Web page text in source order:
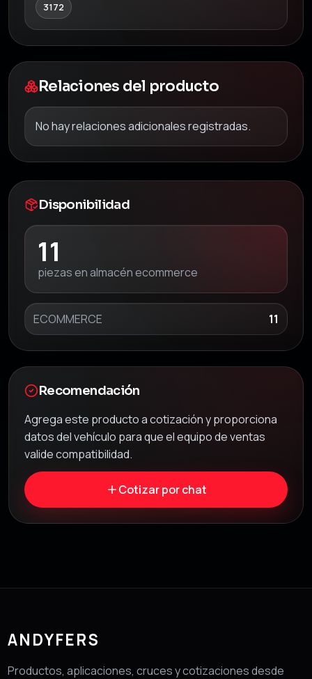
3172
Relaciones del producto
No hay relaciones adicionales registradas.
Disponibilidad
11
piezas en almacén ecommerce
ECOMMERCE 11
Recomendación
Agrega este producto a cotización y proporciona
datos del vehículo para que el equipo de ventas
valide compatibilidad.
Cotizar por chat
ANDYFERS
Productos, aplicaciones, cruces y cotizaciones desde